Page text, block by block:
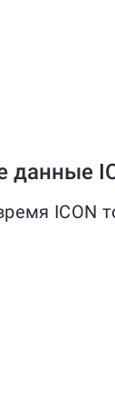
данные
ICON